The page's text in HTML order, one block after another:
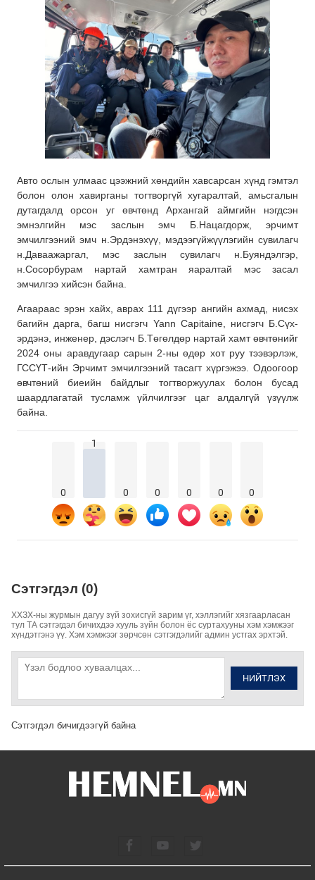
Авто ослын улмаас цээжний хөндийн хавсарсан хүнд гэмтэл
болон олон хавирганы тогтворгүй хугаралтай, амьсгалын
дутагдалд орсон уг өвчтөнд Архангай аймгийн нэгдсэн
эмнэлгийн мэс заслын эмч Б.Нацагдорж, эрчимт
эмчилгээний эмч н.Эрдэнэхүү, мэдээгүйжүүлэгийн сувилагч
н.Даваажаргал, мэс заслын сувилагч н.Буяндэлгэр,
н.Сосорбурам нартай хамтран яаралтай мэс засал
эмчилгээ хийсэн байна.
Агаараас эрэн хайх, аврах 111 дүгээр ангийн ахмад, нисэх
багийн дарга, багш нисгэгч Yann Capitaine, нисгэгч Б.Сүх-
эрдэнэ, инженер, дэслэгч Б.Төгөлдөр нартай хамт өвчтөнийг
2024 оны аравдугаар сарын 2-ны өдөр хот руу тээвэрлэж,
ГССҮТ-ийн Эрчимт эмчилгээний тасагт хүргэжээ. Одоогоор
өвчтөний биеийн байдлыг тогтворжуулах болон бусад
шаардлагатай тусламж үйлчилгээг цаг алдалгүй үзүүлж
байна.
0
1
0 0 0 0 0
Сэтгэгдэл (0)
ХХЗХ-ны журмын дагуу зүй зохисгүй зарим үг, хэллэгийг хязгаарласан
тул ТА сэтгэгдэл бичихдээ хууль зүйн болон ёс суртахууны хэм хэмжээг
хүндэтгэнэ үү. Хэм хэмжээг зөрчсөн сэтгэгдэлийг админ устгах эрхтэй.
НИЙТЛЭХ
Сэтгэгдэл бичигдээгүй байна